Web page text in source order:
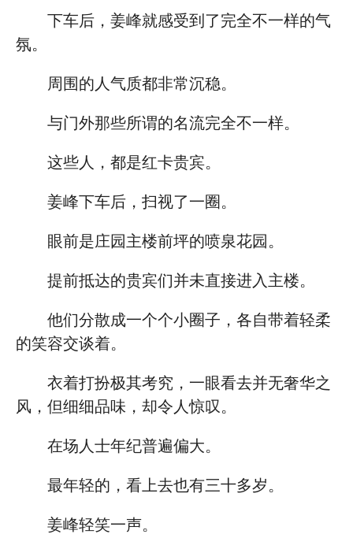
下车后，姜峰就感受到了完全不一样的气
氛。
周围的人气质都非常沉稳。
与门外那些所谓的名流完全不一样。
这些人，都是红卡贵宾。
姜峰下车后，扫视了一圈。
眼前是庄园主楼前坪的喷泉花园。
提前抵达的贵宾们并未直接进入主楼。
他们分散成一个个小圈子，各自带着轻柔
的笑容交谈着。
衣着打扮极其考究，一眼看去并无奢华之
风，但细细品味，却令人惊叹。
在场人士年纪普遍偏大。
最年轻的，看上去也有三十多岁。
姜峰轻笑一声。